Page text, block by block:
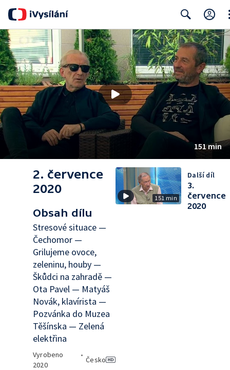
Search
151 min
2. července
2020
Obsah dílu
Stresové situace —
Čechomor —
Grilujeme ovoce,
zeleninu, houby —
Škůdci na zahradě —
Ota Pavel — Matyáš
Novák, klavírista —
Pozvánka do Muzea
Těšínska — Zelená
elektřina
Vyrobeno
2020
•
Česko
151 min
Další díl
3.
července
2020